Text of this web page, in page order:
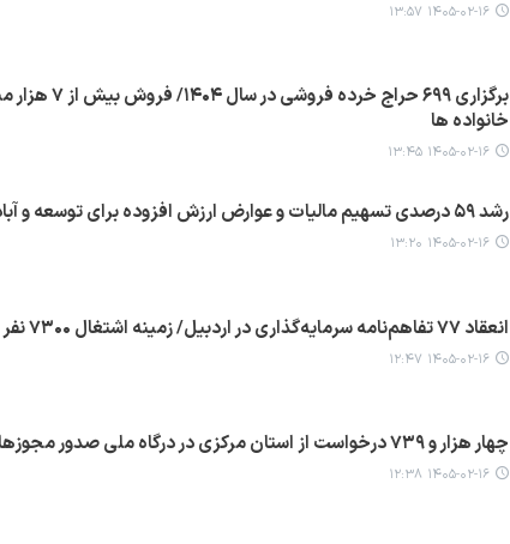
۱۴۰۵-۰۲-۱۶ ۱۳:۵۷
برگزاری ۶۹۹ حراج
خانواده ها
۱۴۰۵-۰۲-۱۶ ۱۳:۴۵
رشد ۵۹ درصدی تسهیم مالیات و عوارض ارزش افزوده برای توسعه و آبادانی استان اردبیل
۱۴۰۵-۰۲-۱۶ ۱۳:۲۰
انعقاد ۷۷ تفاهم‌نامه سرمایه‌گذاری در اردبیل/ زمینه اشتغال ۷۳۰۰ نفر فراهم می‌شود
۱۴۰۵-۰۲-۱۶ ۱۲:۴۷
چهار هزار و ۷۳۹ درخواست از استان مرکزی در درگاه ملی صدور مجوزهای کشور ثبت شد
۱۴۰۵-۰۲-۱۶ ۱۲:۳۸